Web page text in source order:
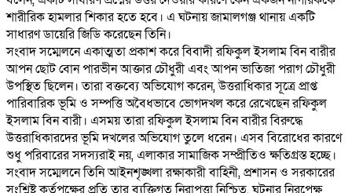
শারীরিক হামলার শিকার হতে হবে। এ ঘটনায় জামালগঞ্জ থানায় একটি
সাধারণ ডায়েরি জিডি করেছেন তিনি।
‎সংবাদ সম্মেলনে একাত্মতা প্রকাশ করে বিবাদী রফিকুল ইসলাম বিন বারীর
আপন ছোট বোন পারভীন আক্তার চৌধুরী এবং আপন ভাতিজা পরাগ চৌধুরী
উপস্থিত ছিলেন। তারা বক্তব্যে অভিযোগ করেন, উত্তরাধিকার সূত্রে প্রাপ্ত
পারিবারিক ভূমি ও সম্পত্তি অবৈধভাবে ভোগদখল করে রেখেছেন রফিকুল
ইসলাম বিন বারী। এসময় তারা রফিকুল ইসলাম বিন বারীর বিরুদ্ধে
উত্তরাধিকারদের ভূমি দখলের অভিযোগ তুলে ধরেন। এসব বিরোধের কারণে
শুধু পরিবারের সদস্যরাই নয়, এলাকার সামাজিক সম্প্রীতিও ক্ষতিগ্রস্ত হচ্ছে।
‎সংবাদ সম্মেলনে তিনি আইনশৃঙ্খলা রক্ষাকারী বাহিনী, প্রশাসন ও সরকারের